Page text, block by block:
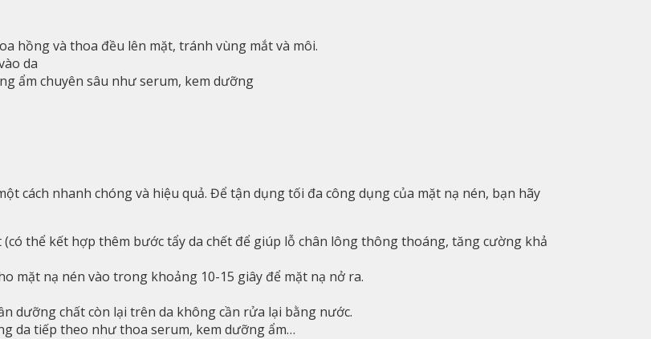
hồng và thoa đều lên mặt, tránh vùng mắt và môi.
da
ẩm chuyên sâu như serum, kem dưỡng
cách nhanh chóng và hiệu quả. Để tận dụng tối đa công dụng của mặt nạ nén, bạn hãy
thể kết hợp thêm bước tẩy da chết để giúp lỗ chân lông thông thoáng, tăng cường khả
mặt nạ nén vào trong khoảng 10-15 giây để mặt nạ nở ra.
dưỡng chất còn lại trên da không cần rửa lại bằng nước.
da tiếp theo như thoa serum, kem dưỡng ẩm…